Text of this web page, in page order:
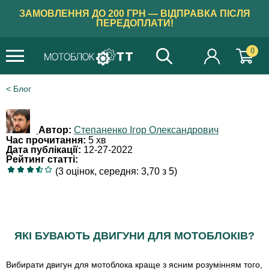
ЗАМОВЛЕННЯ ДО 200 ГРН — ВІДПРАВКА ПІСЛЯ
ПЕРЕДОПЛАТИ!
0
Блог
Автор: Степаненко Ігор Олександрович
Час прочитання: 5 хв
Дата публікації: 12-27-2022
Рейтинг статті:
(3 оцінок, середня: 3,70 з 5)
ЯКІ БУВАЮТЬ ДВИГУНИ ДЛЯ МОТОБЛОКІВ?
Вибирати двигун для мотоблока краще з ясним розумінням того,